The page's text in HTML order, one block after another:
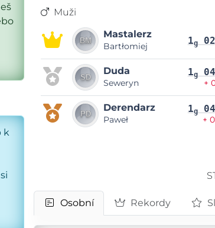
k
Muži
Mastalerz
Bartłomiej 1g02
Duda
Seweryn
1g04
+
Derendarz
Paweł
1g04
+
Osobní Rekordy